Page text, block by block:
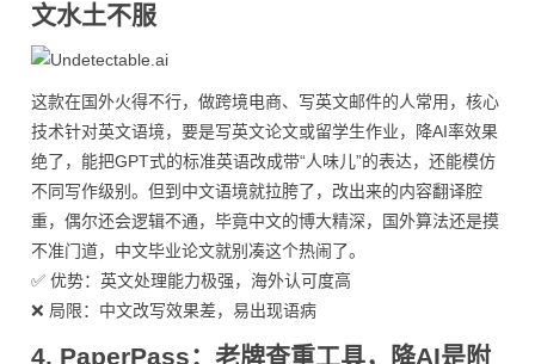
文水土不服
这款在国外火得不行，做跨境电商、写英文邮件的人常用，核心
技术针对英文语境，要是写英文论文或留学生作业，降AI率效果
绝了，能把GPT式的标准英语改成带“人味儿”的表达，还能模仿
不同写作级别。但到中文语境就拉胯了，改出来的内容翻译腔
重，偶尔还会逻辑不通，毕竟中文的博大精深，国外算法还是摸
不准门道，中文毕业论文就别凑这个热闹了。
✅ 优势：英文处理能力极强，海外认可度高
❌ 局限：中文改写效果差，易出现语病
4. PaperPass：老牌查重工具，降AI是附